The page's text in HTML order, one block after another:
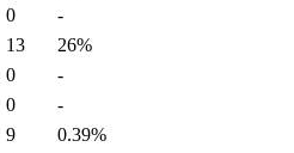
0
-
13
26%
0
-
0
-
9
0.39%